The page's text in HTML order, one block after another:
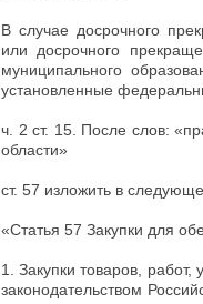
В случае досрочного
или досрочного
муниципального
установленные
ч. 2 ст. 15. После слов:
области»
ст. 57 изложить в
«Статья 57 Закупки для
1. Закупки товаров,
законодательством